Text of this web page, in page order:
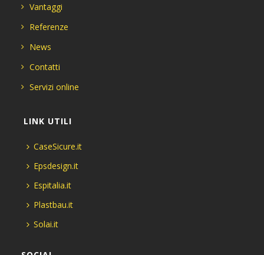
Vantaggi
Referenze
News
Contatti
Servizi online
LINK UTILI
CaseSicure.it
Epsdesign.it
Espitalia.it
Plastbau.it
Solai.it